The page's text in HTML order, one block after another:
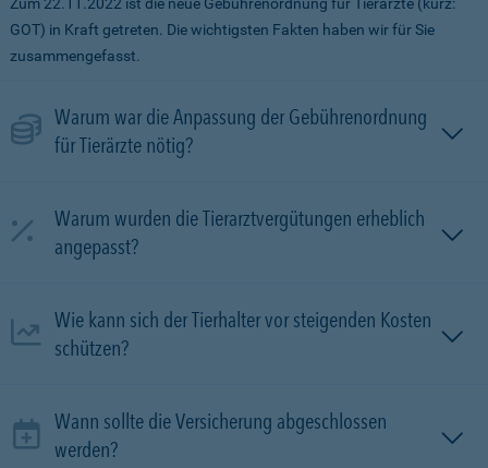
GOT) in Kraft getreten. Die wichtigsten Fakten haben wir für Sie
zusammengefasst.
Warum war die Anpassung der Gebührenordnung
für Tierärzte nötig?
Warum wurden die Tierarztvergütungen erheblich
angepasst?
Wie kann sich der Tierhalter vor steigenden Kosten
schützen?
Wann sollte die Versicherung abgeschlossen
werden?